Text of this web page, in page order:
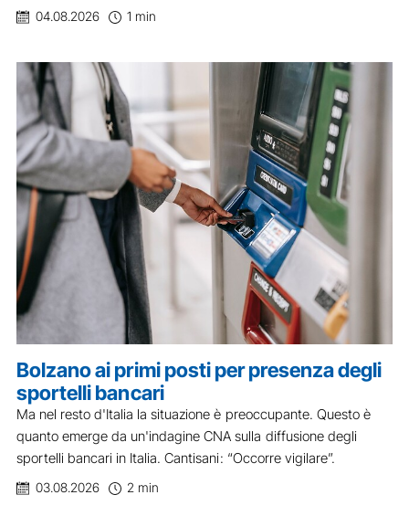
04.08.2026 1 min
Bolzano ai primi posti per presenza degli
sportelli bancari
Ma nel resto d'Italia la situazione è preoccupante. Questo è
quanto emerge da un'indagine CNA sulla diffusione degli
sportelli bancari in Italia. Cantisani: “Occorre vigilare”.
03.08.2026 2 min